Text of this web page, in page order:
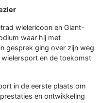
wielericoon en Giant-
waar hij met
gesprek ging over zijn weg
en de toekomst
in de eerste plaats om
en ontwikkeling